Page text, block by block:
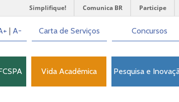
Simplifique! Comunica BR Participe
| A- Carta de Serviços Concursos
Vida Acadêmica Pesquisa e